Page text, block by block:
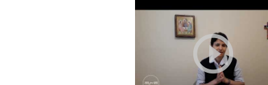
play_circle_outline